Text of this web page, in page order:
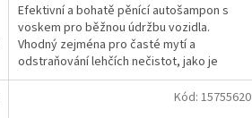
Efektivní a bohatě pěnící autošampon s
voskem pro běžnou údržbu vozidla.
Vhodný zejména pro časté mytí a
odstraňování lehčích nečistot, jako je
silniční špína, prach či zbytky...
Kód: 15755620